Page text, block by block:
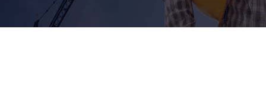
Команда